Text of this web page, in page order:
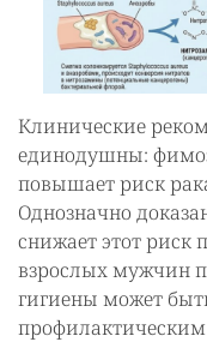
Клинические
единодушны:
повышает риск
Однозначно
снижает этот риск
взрослых мужчин
гигиены может